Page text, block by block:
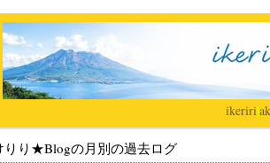
ikeriri|
りり★Blogの月別の過去ログ